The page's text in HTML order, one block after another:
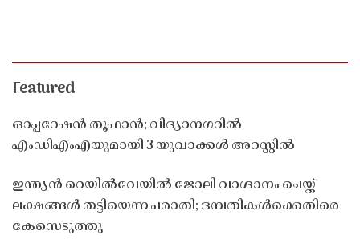
Featured
ഓപ്പറേഷൻ തൂഫാൻ; വിദ്യാനഗറിൽ
എംഡിഎംഎയുമായി 3 യുവാക്കൾ അറസ്റ്റിൽ
ഇന്ത്യൻ റെയിൽവേയിൽ ജോലി വാഗ്ദാനം ചെയ്ത്
ലക്ഷങ്ങൾ തട്ടിയെന്ന പരാതി; ദമ്പതികൾക്കെതിരെ
കേസെടുത്തു